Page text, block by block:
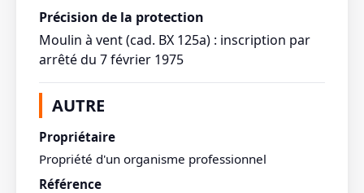
Précision de la protection
Moulin à vent (cad. BX 125a) : inscription par
arrêté du 7 février 1975
AUTRE
Propriétaire
Propriété d'un organisme professionnel
Référence